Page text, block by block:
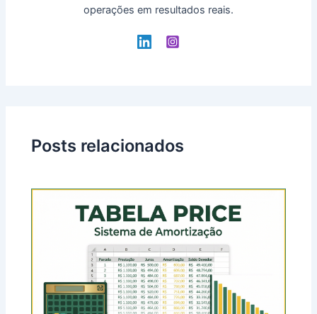
operações em resultados reais.
Posts relacionados